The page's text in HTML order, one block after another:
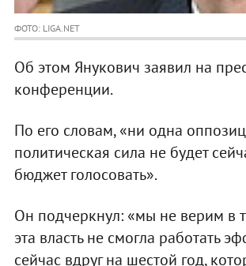
ФОТО: LIGA.NET
Об этом Янукович заявил на
конференции.
По его словам, «ни одна
политическая сила не будет
бюджет голосовать».
Он подчеркнул: «мы не верим в
эта власть не смогла работать
сейчас вдруг на шестой год,